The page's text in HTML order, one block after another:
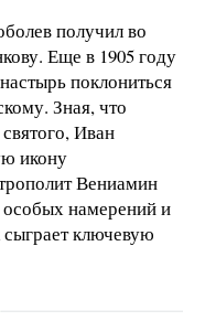
получил во
Еще в 1905 году
поклониться
Зная, что
Иван
икону
Вениамин
намерений и
ключевую